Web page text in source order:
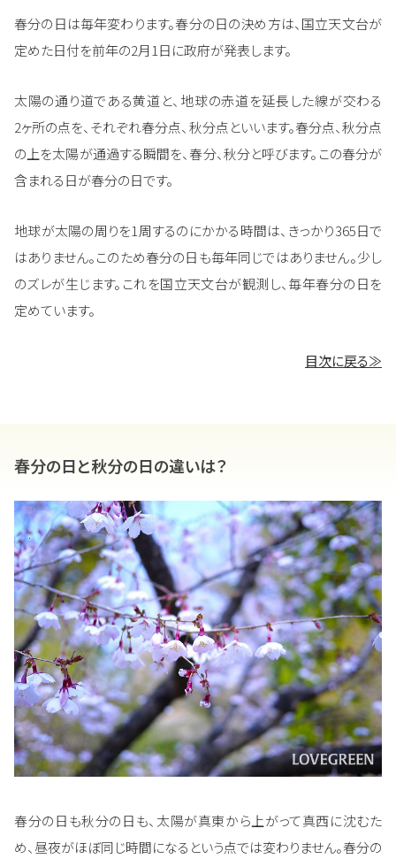
春分の日は毎年変わります。春分の日の決め方は、国立天文台が
定めた日付を前年の2月1日に政府が発表します。
太陽の通り道である黄道と、地球の赤道を延長した線が交わる
2ヶ所の点を、それぞれ春分点、秋分点といいます。春分点、秋分点
の上を太陽が通過する瞬間を、春分、秋分と呼びます。この春分が
含まれる日が春分の日です。
地球が太陽の周りを1周するのにかかる時間は、きっかり365日で
はありません。このため春分の日も毎年同じではありません。少し
のズレが生じます。これを国立天文台が観測し、毎年春分の日を
定めています。
目次に戻る≫
春分の日と秋分の日の違いは？
春分の日も秋分の日も、太陽が真東から上がって真西に沈むた
め、昼夜がほぼ同じ時間になるという点では変わりません。春分の